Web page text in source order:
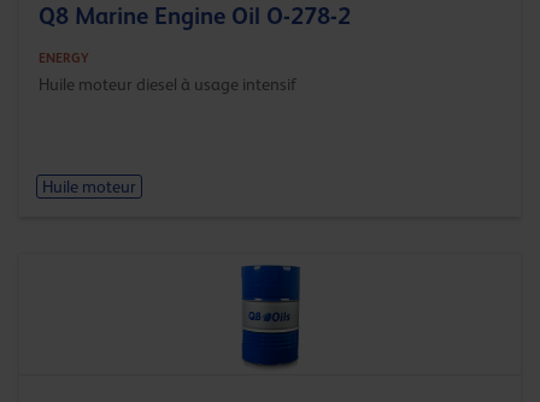
Q8 Marine Engine Oil O-278-2
ENERGY
Huile moteur diesel à usage intensif
Huile moteur